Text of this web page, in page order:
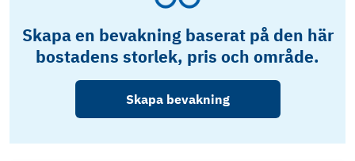
Skapa en bevakning baserat på den här
bostadens storlek, pris och område.
Skapa bevakning